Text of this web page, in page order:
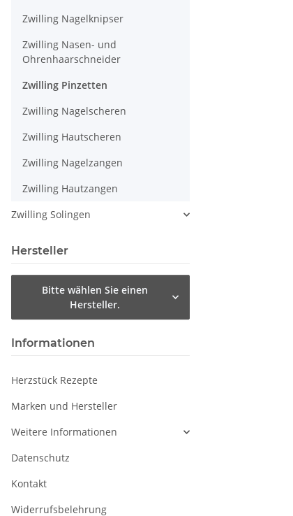
Zwilling Nagelknipser
Zwilling Nasen- und
Ohrenhaarschneider
Zwilling Pinzetten
Zwilling Nagelscheren
Zwilling Hautscheren
Zwilling Nagelzangen
Zwilling Hautzangen
Zwilling Solingen
Hersteller
Bitte wählen Sie einen
Hersteller.
Informationen
Herzstück Rezepte
Marken und Hersteller
Weitere Informationen
Datenschutz
Kontakt
Widerrufsbelehrung